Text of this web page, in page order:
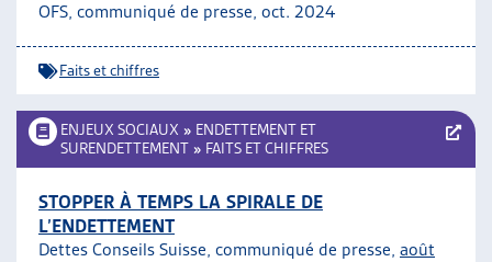
OFS, communiqué de presse, oct. 2024
Faits et chiffres
ENJEUX SOCIAUX » ENDETTEMENT ET
SURENDETTEMENT » FAITS ET CHIFFRES
STOPPER À TEMPS LA SPIRALE DE
L’ENDETTEMENT
Dettes Conseils Suisse, communiqué de presse, août